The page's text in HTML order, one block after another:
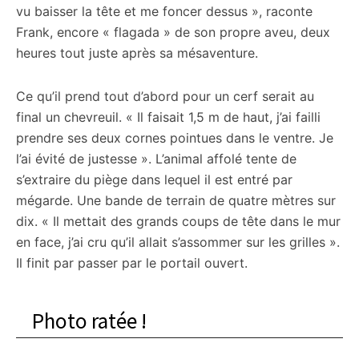
vu baisser la tête et me foncer dessus », raconte
Frank, encore « flagada » de son propre aveu, deux
heures tout juste après sa mésaventure.
Ce qu’il prend tout d’abord pour un cerf serait au
final un chevreuil. « Il faisait 1,5 m de haut, j’ai failli
prendre ses deux cornes pointues dans le ventre. Je
l’ai évité de justesse ». L’animal affolé tente de
s’extraire du piège dans lequel il est entré par
mégarde. Une bande de terrain de quatre mètres sur
dix. « Il mettait des grands coups de tête dans le mur
en face, j’ai cru qu’il allait s’assommer sur les grilles ».
Il finit par passer par le portail ouvert.
Photo ratée !